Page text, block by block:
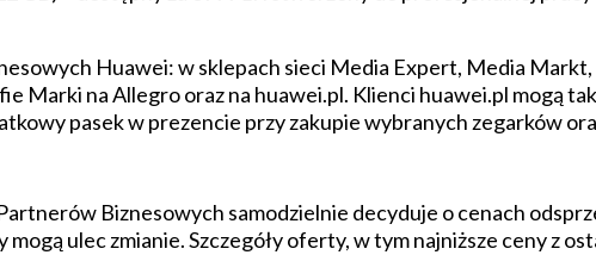
Huawei: w sklepach sieci Media Expert, Media
Marki na Allegro oraz na huawei.pl. Klienci huawei.pl mogą
pasek w prezencie przy zakupie wybranych zegarków
Biznesowych samodzielnie decyduje o cenach
ulec zmianie. Szczegóły oferty, w tym najniższe ceny z